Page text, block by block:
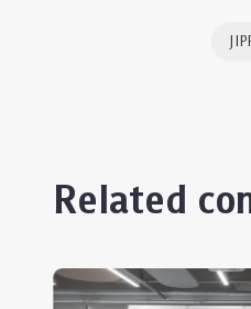
Related